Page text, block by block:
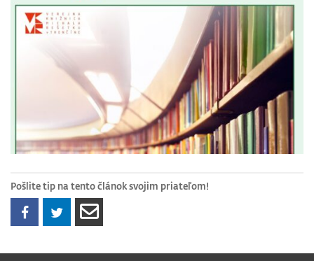
Pošlite tip na tento článok svojim priateľom!